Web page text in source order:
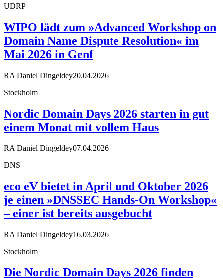
UDRP
WIPO lädt zum »Advanced Workshop on
Domain Name Dispute Resolution« im
Mai 2026 in Genf
RA Daniel Dingeldey20.04.2026
Stockholm
Nordic Domain Days 2026 starten in gut
einem Monat mit vollem Haus
RA Daniel Dingeldey07.04.2026
DNS
eco eV bietet in April und Oktober 2026
je einen »DNSSEC Hands-On Workshop«
– einer ist bereits ausgebucht
RA Daniel Dingeldey16.03.2026
Stockholm
Die Nordic Domain Days 2026 finden